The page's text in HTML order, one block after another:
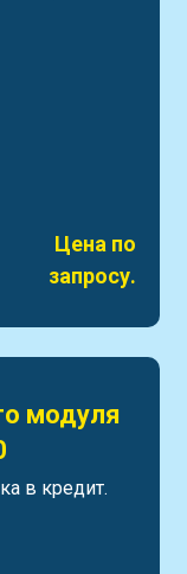
Цена по
запросу.
модуля
в кредит.